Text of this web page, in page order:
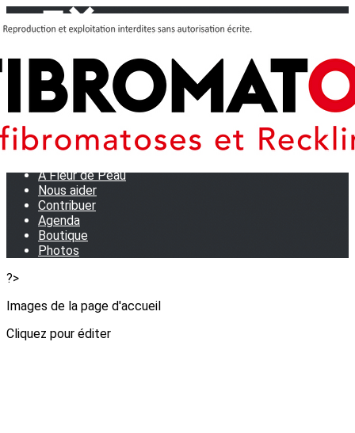
Menu
>
Journées Partage 2026 - La Rochelle
Les manifestations
Tom et son doudou
OSE TA VOIX
M.D.R. Expo
A Fleur de Peau
Nous aider
Contribuer
Agenda
Boutique
Photos
?>
Images de la page d'accueil
Cliquez pour éditer